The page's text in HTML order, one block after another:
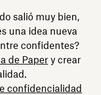
salió muy bien,
una idea nueva
confidentes?
de Paper y crear
confidencialidad